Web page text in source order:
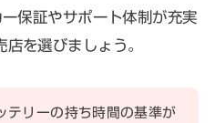
ー保証やサポート体制が充実
を選びましょう。
テリーの持ち時間の基準が